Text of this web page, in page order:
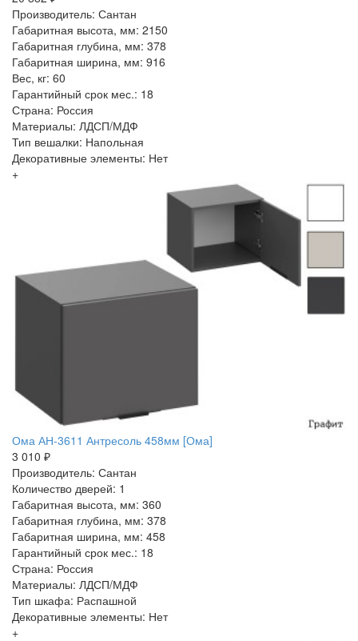
Производитель: Сантан
Габаритная высота, мм: 2150
Габаритная глубина, мм: 378
Габаритная ширина, мм: 916
Вес, кг: 60
Гарантийный срок мес.: 18
Страна: Россия
Материалы: ЛДСП/МДФ
Тип вешалки: Напольная
Декоративные элементы: Нет
+
Ома АН-3611 Антресоль 458мм [Ома]
3 010 ₽
Производитель: Сантан
Количество дверей: 1
Габаритная высота, мм: 360
Габаритная глубина, мм: 378
Габаритная ширина, мм: 458
Гарантийный срок мес.: 18
Страна: Россия
Материалы: ЛДСП/МДФ
Тип шкафа: Распашной
Декоративные элементы: Нет
+